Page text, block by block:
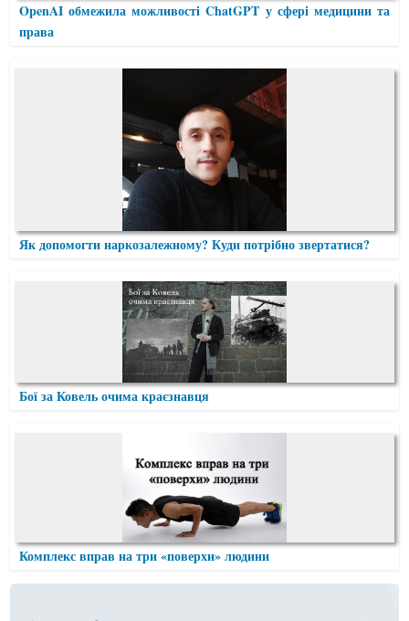
OpenAI обмежила можливості ChatGPT у сфері медицини та
права
Як допомогти наркозалежному? Куди потрібно звертатися?
Бої за Ковель очима краєзнавця
Комплекс вправ на три «поверхи» людини